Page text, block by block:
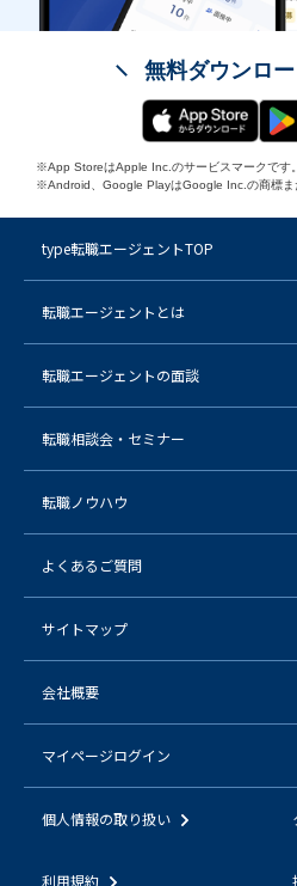
無料ダウンロ
※App StoreはApple Inc.のサービスマークです。
※Android、Google PlayはGoogle Inc.の商標ま
type転職エージェントTOP
転職エージェントとは
転職エージェントの面談
転職相談会・セミナー
転職ノウハウ
よくあるご質問
サイトマップ
会社概要
マイページログイン
個人情報の取り扱い
利用規約